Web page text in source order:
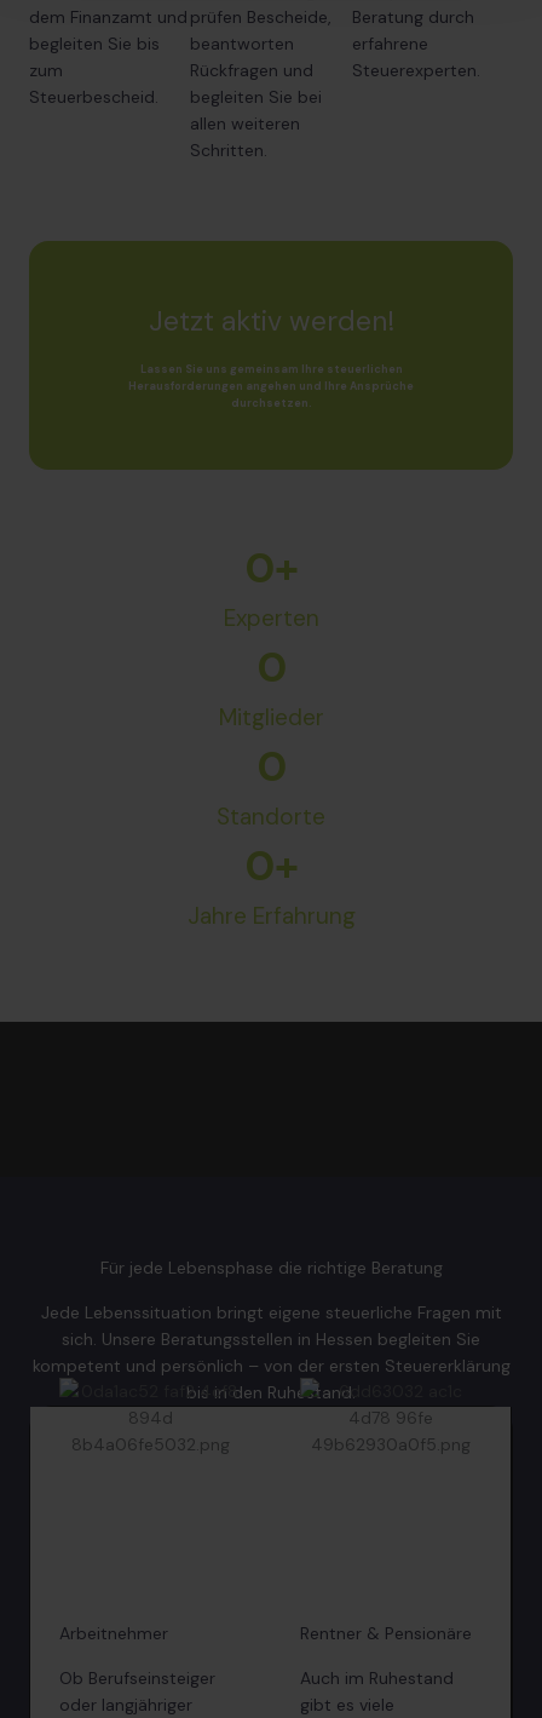
dem Finanzamt und
begleiten Sie bis
zum
Steuerbescheid.
prüfen Bescheide,
beantworten
Rückfragen und
begleiten Sie bei
allen weiteren
Schritten.
Beratung durch
erfahrene
Steuerexperten.
Jetzt aktiv werden!
Lassen Sie uns gemeinsam Ihre steuerlichen
Herausforderungen angehen und Ihre Ansprüche
durchsetzen.
Experten
0+
Mitglieder
0
Standorte
0
Jahre Erfahrung
0+
Für jede Lebensphase die richtige Beratung
Jede Lebenssituation bringt eigene steuerliche Fragen mit
sich. Unsere Beratungsstellen in Hessen begleiten Sie
kompetent und persönlich – von der ersten Steuererklärung
bis in den Ruhestand.
Arbeitnehmer
Ob Berufseinsteiger
oder langjähriger
Rentner & Pensionäre
Auch im Ruhestand
gibt es viele